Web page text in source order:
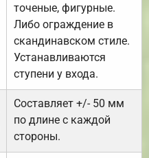
точеные, фигурные.
Либо ограждение в
скандинавском стиле.
Устанавливаются
ступени у входа.
Составляет +/- 50 мм
по длине с каждой
стороны.